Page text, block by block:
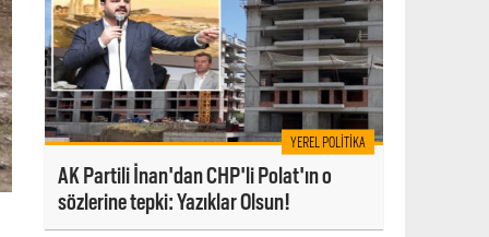
YEREL POLITIKA
AK Partili İnan'dan CHP'li Polat'ın o
sözlerine tepki: Yazıklar Olsun!